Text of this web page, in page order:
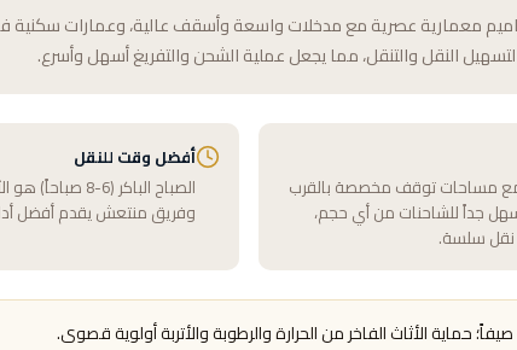
معمارية عصرية مع مدخلات واسعة وأسقف عالية، وعمارات سكنية
النقل والتنقل، مما يجعل عملية الشحن والتفريغ أسهل وأسرع.
مع مساحات توقف مخصصة بالقرب
جداً للشاحنات من أي حجم،
نقل سلسة.
أفضل وقت للنقل
الصباح الباكر
وفريق منتعش يقدم أفضل
حماية الأثاث الفاخر من الحرارة والرطوبة والأتربة أولوية قصوى.